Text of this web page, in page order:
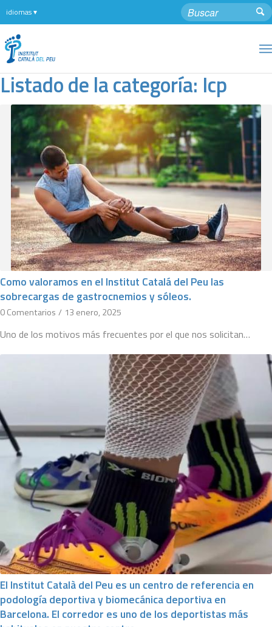
Listado de la categoría: Icp
Como valoramos en el Institut Catalá del Peu las
sobrecargas de gastrocnemios y sóleos.
0 Comentarios / 13 enero, 2025
Uno de los motivos más frecuentes por el que nos solicitan…
El Institut Català del Peu es un centro de referencia en
podología deportiva y biomecánica deportiva en
Barcelona. El corredor es uno de los deportistas más